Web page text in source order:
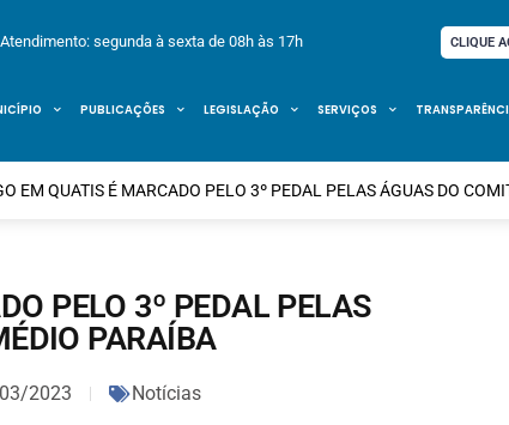
Atendimento: segunda à sexta de 08h às 17h CLIQUE
PUBLICAÇÕES LEGISLAÇÃO SERVIÇOS
EM QUATIS É MARCADO PELO 3º PEDAL PELAS ÁGUAS DO
PELO 3º PEDAL PELAS
PARAÍBA
2023 Notícias